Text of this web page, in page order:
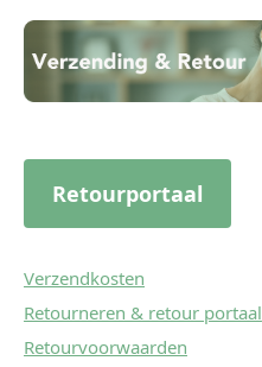
Retourportaal
Verzendkosten
Retourneren & retour portaal
Retourvoorwaarden